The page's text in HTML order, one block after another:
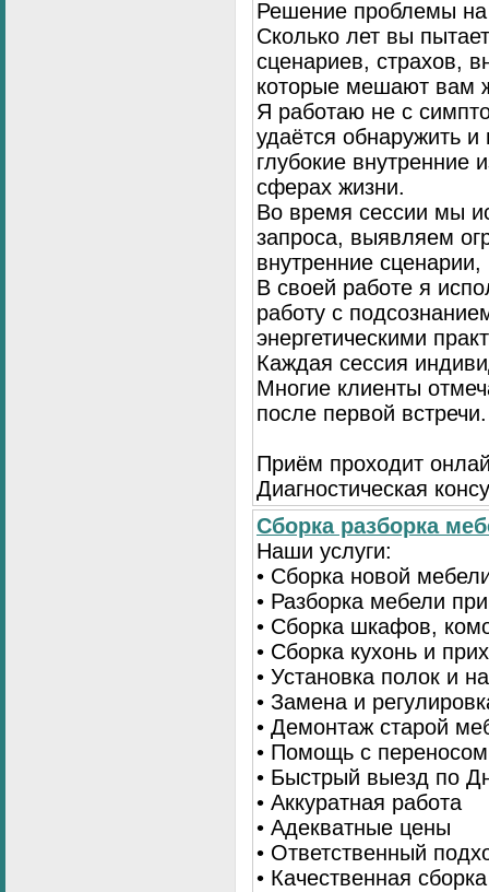
Решение проблемы на
Сколько лет вы
сценариев, страхов,
которые мешают вам
Я работаю не с
удаётся обнаружить и
глубокие внутренние
сферах жизни.
Во время сессии мы
запроса, выявляем
внутренние
В своей работе я
работу с
энергетическими
Каждая сессия
Многие клиенты
после первой встречи.
Приём проходит
Диагностическая
Сборка разборка
Наши услуги:
• Сборка новой
• Разборка мебели
• Сборка шкафов,
• Сборка кухонь и
• Установка полок и
• Замена и
• Демонтаж старой
• Помощь с
• Быстрый выезд по
• Аккуратная работа
• Адекватные цены
• Ответственный
• Качественная